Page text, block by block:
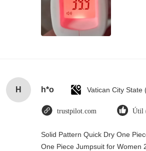
H h*o
trustpilot.com Útil
Solid Pattern Quick Dry One
One Piece Jumpsuit for Women